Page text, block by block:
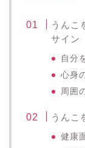
うんこ
サイン
自分
心身
周囲
うんこ
健康